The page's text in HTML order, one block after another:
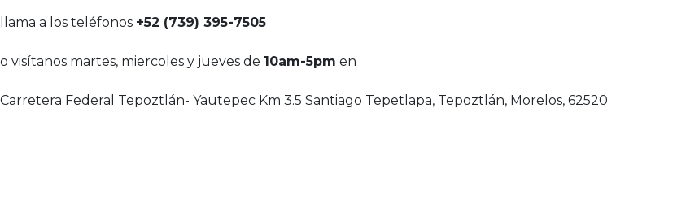
llama a los teléfonos +52 (739) 395-7505
o visítanos martes, miercoles y jueves de 10am-5pm en
Carretera Federal Tepoztlán- Yautepec Km 3.5 Santiago Tepetlapa, Tepoztlán, Morelos, 62520